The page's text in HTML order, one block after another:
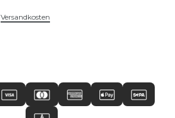
Versandkosten